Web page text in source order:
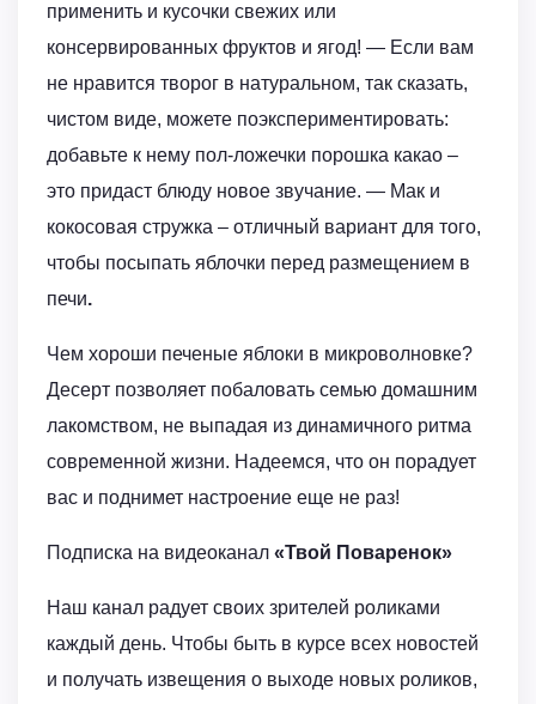
применить и кусочки свежих или
консервированных фруктов и ягод! — Если вам
не нравится творог в натуральном, так сказать,
чистом виде, можете поэкспериментировать:
добавьте к нему пол-ложечки порошка какао –
это придаст блюду новое звучание. — Мак и
кокосовая стружка – отличный вариант для того,
чтобы посыпать яблочки перед размещением в
печи.
Чем хороши печеные яблоки в микроволновке?
Десерт позволяет побаловать семью домашним
лакомством, не выпадая из динамичного ритма
современной жизни. Надеемся, что он порадует
вас и поднимет настроение еще не раз!
Подписка на видеоканал «Твой Поваренок»
Наш канал радует своих зрителей роликами
каждый день. Чтобы быть в курсе всех новостей
и получать извещения о выходе новых роликов,